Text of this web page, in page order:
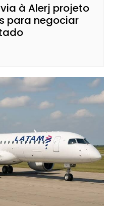
à Alerj projeto
para negociar